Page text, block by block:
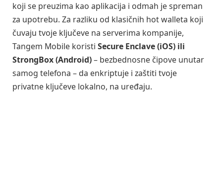
koji se preuzima kao aplikacija i odmah je spreman
za upotrebu. Za razliku od klasičnih hot walleta koji
čuvaju tvoje ključeve na serverima kompanije,
Tangem Mobile koristi Secure Enclave (iOS) ili
StrongBox (Android)– bezbednosne čipove unutar
samog telefona – da enkriptuje i zaštiti tvoje
privatne ključeve lokalno, na uređaju.